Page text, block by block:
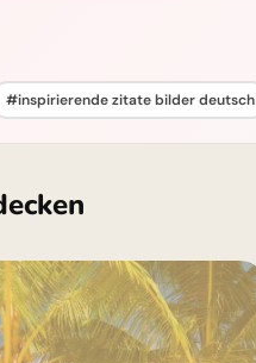
#inspirierende zitate bilder deutsch